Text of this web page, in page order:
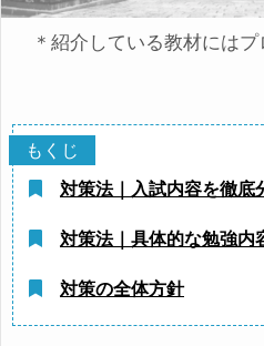
＊紹介している教材には
対策法｜入試内容を徹底
対策法｜具体的な勉強内
対策の全体方針